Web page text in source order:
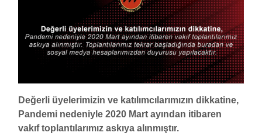
Değerli üyelerimizin ve katılımcılarımızın dikkatine,
Pandemi nedeniyle 2020 Mart ayından itibaren
vakıf toplantılarımız askıya alınmıştır.